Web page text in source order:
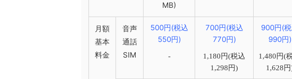
MB)
月額
基本
料金
音声
通話
SIM
500円(税込
550円)
-
700円(税込
770円)
1,180円(税込
1,298円)
900円(
990円)
1,480円(
1,628